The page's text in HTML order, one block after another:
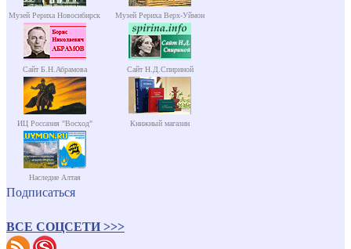
Музей Рериха Новосибирск Музей Рериха Верх-Уймон
Сайт Б.Н.Абрамова Сайт Н.Д.Спириной
ИЦ Россазия "Восход" Книжный магазин
Наследие Алтая
Подписаться
ВСЕ СОЦСЕТИ >>>